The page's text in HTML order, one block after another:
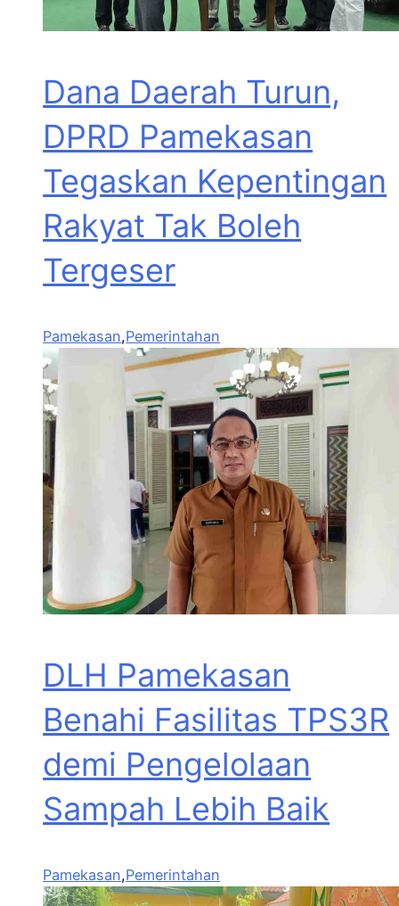
Dana Daerah Turun,
DPRD Pamekasan
Tegaskan Kepentingan
Rakyat Tak Boleh
Tergeser
Pamekasan,Pemerintahan
DLH Pamekasan
Benahi Fasilitas TPS3R
demi Pengelolaan
Sampah Lebih Baik
Pamekasan,Pemerintahan